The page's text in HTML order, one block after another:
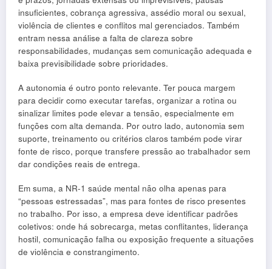
insuficientes, cobrança agressiva, assédio moral ou sexual,
violência de clientes e conflitos mal gerenciados. Também
entram nessa análise a falta de clareza sobre
responsabilidades, mudanças sem comunicação adequada e
baixa previsibilidade sobre prioridades.
A autonomia é outro ponto relevante. Ter pouca margem
para decidir como executar tarefas, organizar a rotina ou
sinalizar limites pode elevar a tensão, especialmente em
funções com alta demanda. Por outro lado, autonomia sem
suporte, treinamento ou critérios claros também pode virar
fonte de risco, porque transfere pressão ao trabalhador sem
dar condições reais de entrega.
Em suma, a NR-1 saúde mental não olha apenas para
“pessoas estressadas”, mas para fontes de risco presentes
no trabalho. Por isso, a empresa deve identificar padrões
coletivos: onde há sobrecarga, metas conflitantes, liderança
hostil, comunicação falha ou exposição frequente a situações
de violência e constrangimento.